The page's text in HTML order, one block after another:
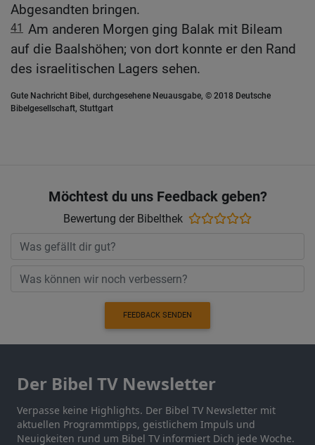
Abgesandten bringen.
41 Am anderen Morgen ging Balak mit Bileam
auf die Baalshöhen; von dort konnte er den Rand
des israelitischen Lagers sehen.
Gute Nachricht Bibel, durchgesehene Neuausgabe, © 2018 Deutsche
Bibelgesellschaft, Stuttgart
Möchtest du uns Feedback geben?
Bewertung der Bibelthek
FEEDBACK SENDEN
Der Bibel TV Newsletter
Verpasse keine Highlights. Der Bibel TV Newsletter mit
aktuellen Programmtipps, geistlichem Impuls und
Neuigkeiten rund um Bibel TV informiert Dich jede Woche.